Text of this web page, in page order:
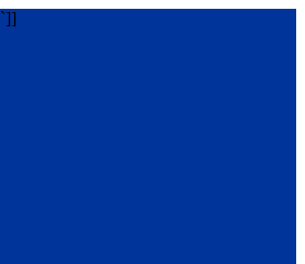
`]]
безпеки глухих